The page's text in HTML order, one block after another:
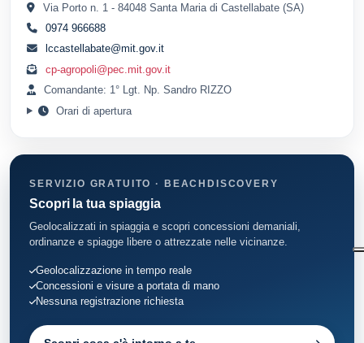
Via Porto n. 1 - 84048 Santa Maria di Castellabate (SA)
0974 966688
lccastellabate@mit.gov.it
cp-agropoli@pec.mit.gov.it
Comandante: 1° Lgt. Np. Sandro RIZZO
Orari di apertura
SERVIZIO GRATUITO · BEACHDISCOVERY
Scopri la tua spiaggia
Geolocalizzati in spiaggia e scopri concessioni demaniali,
ordinanze e spiagge libere o attrezzate nelle vicinanze.
Geolocalizzazione in tempo reale
Concessioni e visure a portata di mano
Nessuna registrazione richiesta